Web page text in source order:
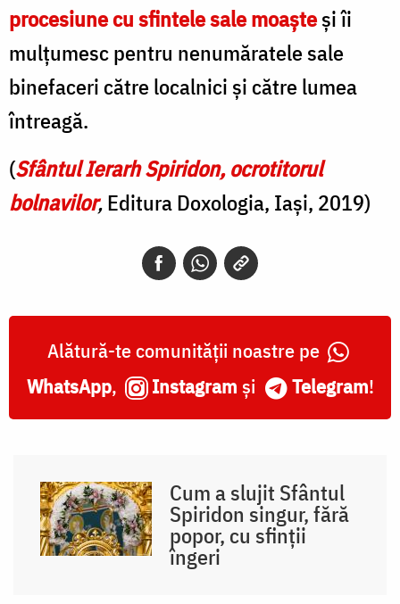
procesiune cu sfintele sale moașteși îi
mulțumesc pentru nenumăratele sale
binefaceri către localnici și către lumea
întreagă.
(Sfântul Ierarh Spiridon, ocrotitorul
bolnavilor,Editura Doxologia, Iași, 2019)
Alătură-te comunității noastre pe
WhatsApp, Instagram și Telegram!
Cum a slujit Sfântul
Spiridon singur, fără
popor, cu sfinții
îngeri